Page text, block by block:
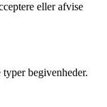
eller afvise
begivenheder.